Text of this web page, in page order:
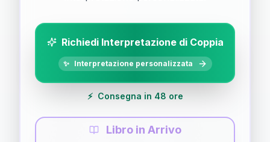
Richiedi Interpretazione di Coppia
✨ Interpretazione personalizzata
⚡ Consegna in 48 ore
Libro in Arrivo